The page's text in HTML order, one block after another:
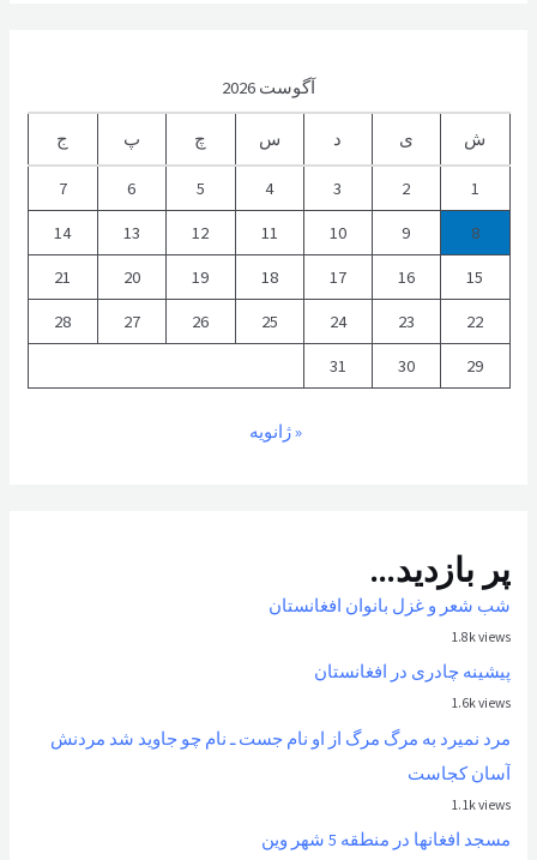
آگوست 2026
ش ی د س چ پ ج
1
2
3
4
5
6
7
8
9
10
11
12
13
14
15
16
17
18
19
20
21
22
23
24
25
26
27
28
29
30
31
« ژانویه
پر بازدید...
شب شعر و غزل بانوان افغانستان
1.8k views
پیشینه چادری در افغانستان
1.6k views
مرد نمیرد به مرگ مرگ از او نام جست ـ نام چو جاوید شد مردنش
آسان کجاست
1.1k views
مسجد افغانها در منطقه 5 شهر وین